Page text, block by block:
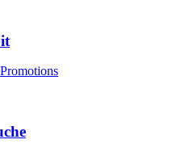
Promotions